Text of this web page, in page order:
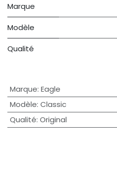
Marque
Modèle
Qualité
Marque: Eagle
Modèle: Classic
Qualité: Original